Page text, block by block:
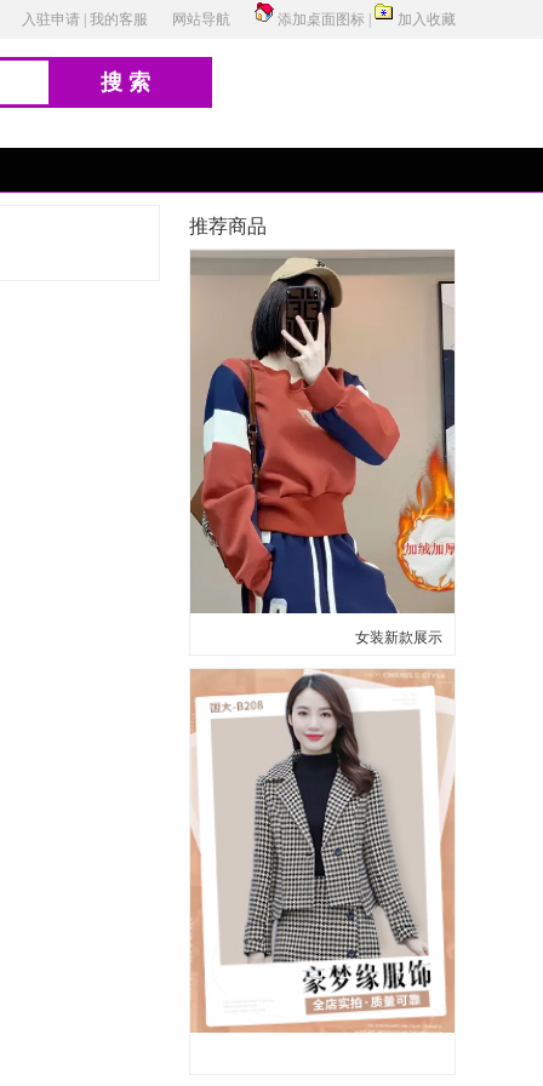
入驻申请 我的客服 网站导航 添加桌面图标 加入收藏
搜索
推荐商品
女装新款展示